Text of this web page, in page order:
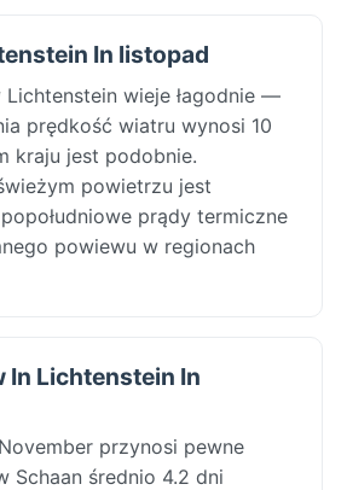
In listopad
Lichtenstein wieje łagodnie —
prędkość wiatru wynosi 10
kraju jest podobnie.
powietrzu jest
prądy termiczne
powiewu w regionach
In Lichtenstein In
przynosi pewne
Schaan średnio 4.2 dni